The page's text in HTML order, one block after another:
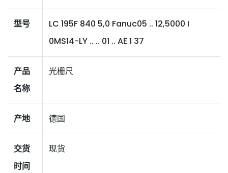
型号
LC 195F 840 5,0 Fanuc05 .. 12,5000 I
0MS14-LY .. .. 01 .. AE 1 37
产品
名称
光栅尺
产地 德国
交货
时间
现货